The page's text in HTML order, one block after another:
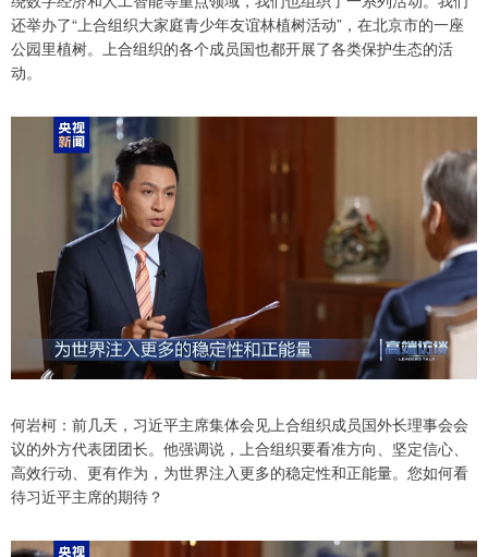
还举办了“上合组织大家庭青少年友谊林植树活动”，在北京市的一座
公园里植树。上合组织的各个成员国也都开展了各类保护生态的活
动。
何岩柯：前几天，习近平主席集体会见上合组织成员国外长理事会会
议的外方代表团团长。他强调说，上合组织要看准方向、坚定信心、
高效行动、更有作为，为世界注入更多的稳定性和正能量。您如何看
待习近平主席的期待？